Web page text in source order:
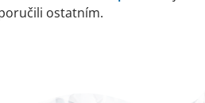
ostatním.